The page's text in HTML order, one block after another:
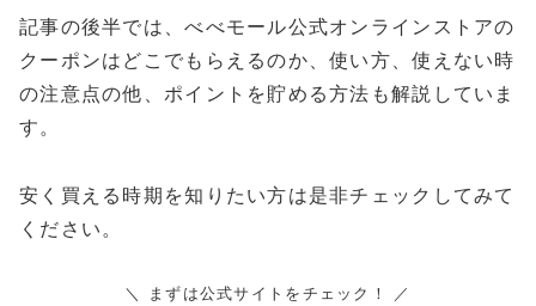
記事の後半では、べべモール公式オンラインストアの
クーポンはどこでもらえるのか、使い方、使えない時
の注意点の他、ポイントを貯める方法も解説していま
す。
安く買える時期を知りたい方は是非チェックしてみて
ください。
＼ まずは公式サイトをチェック！ ／